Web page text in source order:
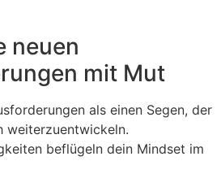
neuen
mit Mut
als einen Segen, der
weiterzuentwickeln.
beflügeln dein Mindset im